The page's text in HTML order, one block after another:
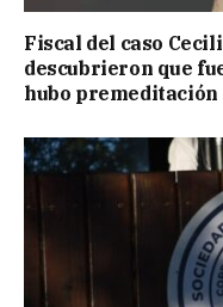
Fiscal del caso
descubrieron que
hubo premeditación